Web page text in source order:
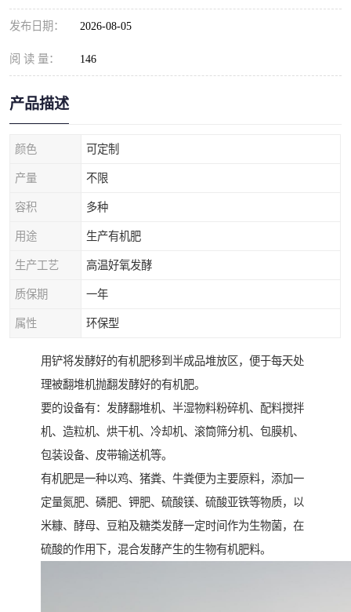
发布日期： 2026-08-05
阅 读 量： 146
产品描述
颜色 可定制
产量 不限
容积 多种
用途 生产有机肥
生产工艺 高温好氧发酵
质保期 一年
属性 环保型
用铲将发酵好的有机肥移到半成品堆放区，便于每天处
理被翻堆机抛翻发酵好的有机肥。
要的设备有：发酵翻堆机、半湿物料粉碎机、配料搅拌
机、造粒机、烘干机、冷却机、滚筒筛分机、包膜机、
包装设备、皮带输送机等。
有机肥是一种以鸡、猪粪、牛粪便为主要原料，添加一
定量氮肥、磷肥、钾肥、硫酸镁、硫酸亚铁等物质，以
米糠、酵母、豆粕及糖类发酵一定时间作为生物菌，在
硫酸的作用下，混合发酵产生的生物有机肥料。